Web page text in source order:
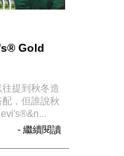
Gold
提到秋冬造
，但誰說秋
- 繼續閱讀